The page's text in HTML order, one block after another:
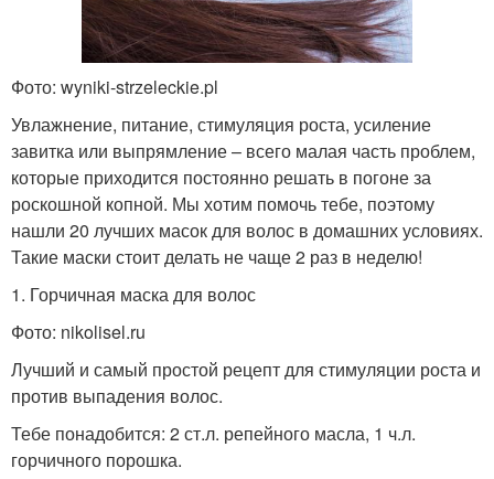
Фото: wyniki-strzeleckie.pl
Увлажнение, питание, стимуляция роста, усиление
завитка или выпрямление – всего малая часть проблем,
которые приходится постоянно решать в погоне за
роскошной копной. Мы хотим помочь тебе, поэтому
нашли 20 лучших масок для волос в домашних условиях.
Такие маски стоит делать не чаще 2 раз в неделю!
1. Горчичная маска для волос
Фото: nikolisel.ru
Лучший и самый простой рецепт для стимуляции роста и
против выпадения волос.
Тебе понадобится: 2 ст.л. репейного масла, 1 ч.л.
горчичного порошка.